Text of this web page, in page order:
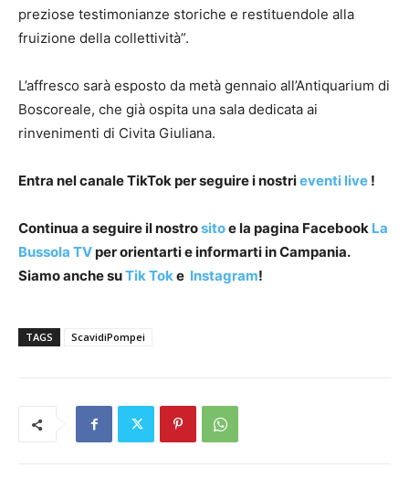
preziose testimonianze storiche e restituendole alla
fruizione della collettività”.
L’affresco sarà esposto da metà gennaio all’Antiquarium di
Boscoreale, che già ospita una sala dedicata ai
rinvenimenti di Civita Giuliana.
Entra nel canale TikTok per seguire i nostrieventi live !
Continua a seguire il nostrositoe la pagina Facebook La
Bussola TVper orientarti e informarti in Campania.
Siamo anche suTik Toke Instagram!
TAGS ScavidiPompei